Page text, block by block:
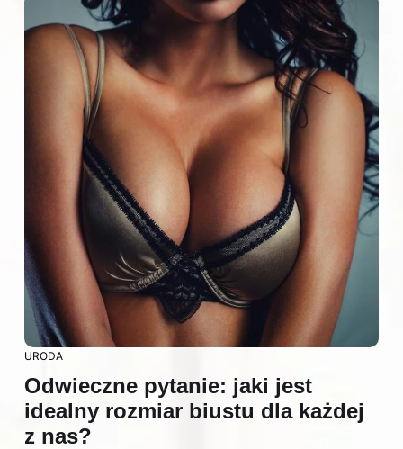
URODA
Odwieczne pytanie: jaki jest
idealny rozmiar biustu dla każdej
z nas?